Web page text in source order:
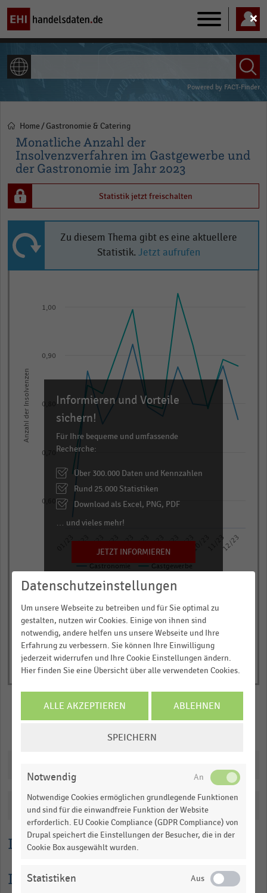
Main
navigation
Powered by FACT-Finder
Pfadnavigation
Home Gastronomie & Catering
Monatliche Anzahl der
Insolvenzverfahren im Gastgewerbe und
der Gastronomie im Jahr 2023
Lesehilfe
Informationen zur Statistik
Statistik jetzt freischalten
Zu diesem Thema gibt es eine aktuellere
Statistik. Jetzt aufrufen
has
axis
displaying
categories.
categories.
Y
axis
displaying
Anzahl
der
Insolvenzen.
Range:
0.543475
to
1.050025.
View
Anzahl der Insolvenzen
Gastronomie Gastgewerbe
01/2302/2303/2304/2305/2306/2307/2308/2309/2310/23 11/2312/23
0,60
0,70
0,80
0,90
1,00
interactive
Informieren und Vorteile
sichern!
Für Ihre bequeme und umfassende
Recherche:
Über 300.000 Daten und Kennzahlen
Rund 25.000 Statistiken
Download als Excel, PNG, PDF
… und vieles mehr!
JETZT INFORMIEREN
Katalogisierung
Datenschutzeinstellungen
Um unsere Webseite zu betreiben und für Sie optimal zu
gestalten, nutzen wir Cookies. Einige von ihnen sind
notwendig, andere helfen uns unsere Webseite und Ihre
Erfahrung zu verbessern. Sie können Ihre Einwilligung
jederzeit widerrufen und Ihre Cookie Einstellungen ändern.
Hier finden Sie eine Übersicht über alle verwendeten Cookies.
ALLE AKZEPTIEREN ABLEHNEN
SPEICHERN
Notwendig
Notwendige Cookies ermöglichen grundlegende Funktionen
und sind für die einwandfreie Funktion der Website
erforderlich. EU Cookie Compliance (GDPR Compliance) von
Drupal speichert die Einstellungen der Besucher, die in der
Cookie Box ausgewählt wurden.
Statistiken